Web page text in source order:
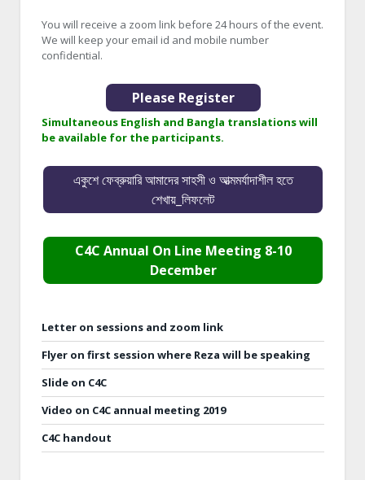
You will receive a zoom link before 24 hours of the event.
We will keep your email id and mobile number
confidential.
Please Register
Simultaneous English and Bangla translations will
be available for the participants.
একুশে ফেব্রুয়ারি আমাদের সাহসী ও আত্মমর্যাদাশীল হতে
শেখায়_লিফলেট
C4C Annual On Line Meeting 8-10
December
Letter on sessions and zoom link
Flyer on first session where Reza will be speaking
Slide on C4C
Video on C4C annual meeting 2019
C4C handout